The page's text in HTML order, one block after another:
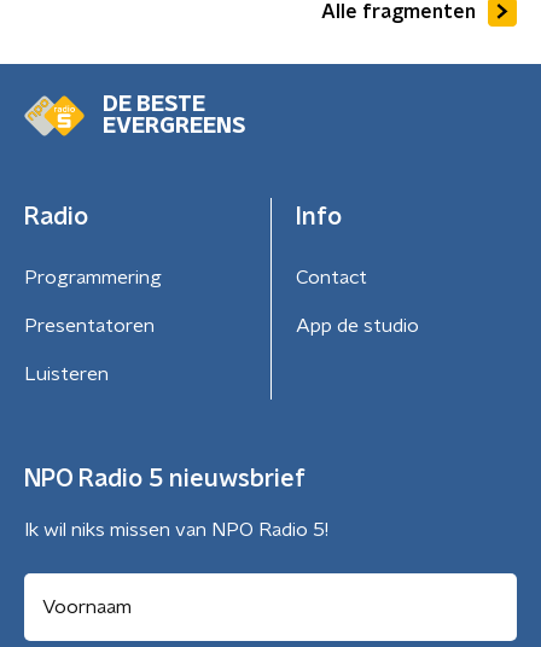
Alle fragmenten
DE BESTE
EVERGREENS
Radio
Programmering
Presentatoren
Luisteren
Info
Contact
App de studio
NPO Radio 5 nieuwsbrief
Ik wil niks missen van NPO Radio 5!